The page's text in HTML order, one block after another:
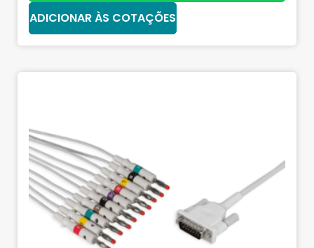
ADICIONAR ÀS COTAÇÕES